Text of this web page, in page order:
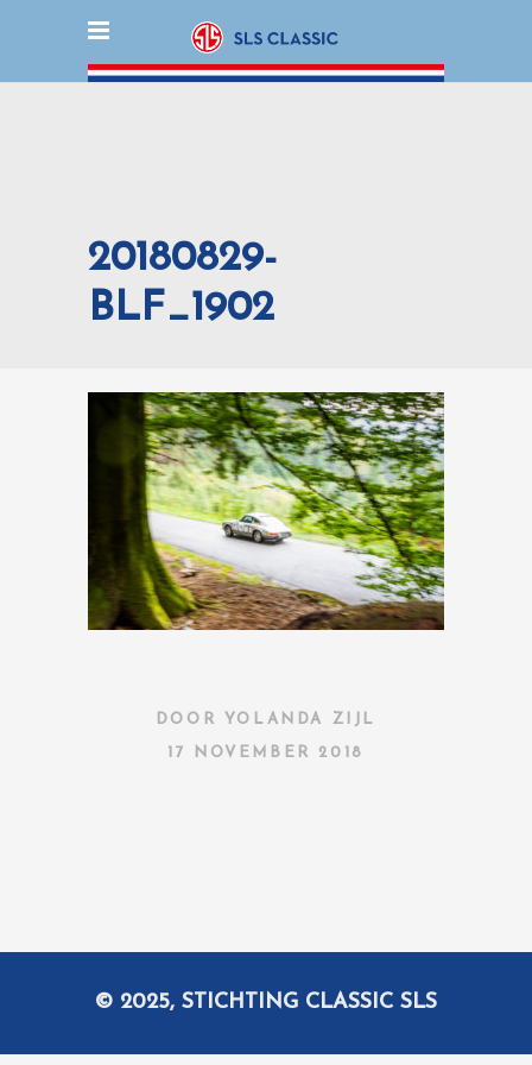
20180829-
BLF_1902
DOOR YOLANDA ZIJL
17 NOVEMBER 2018
© 2025, STICHTING CLASSIC SLS